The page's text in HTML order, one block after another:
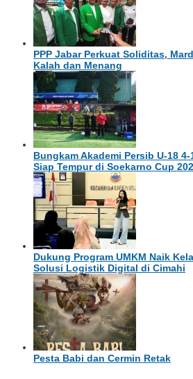
PPP Jabar Perkuat Soliditas,
Kalah dan Menang
Bungkam Akademi Persib U-18
Siap Tempur di Soekarno Cup
Dukung Program UMKM Naik
Solusi Logistik Digital di Cimahi
Pesta Babi dan Cermin Retak